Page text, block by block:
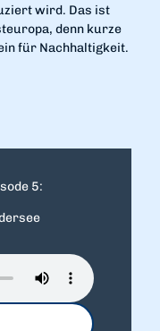
wird. Das ist
denn kurze
für Nachhaltigkeit.
5: